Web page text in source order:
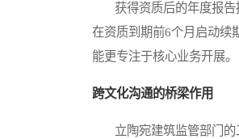
获得资质后的年度报告
在资质到期前6个月启动续
能更专注于核心业务开展。
跨文化沟通的桥梁作用
立陶宛建筑监管部门的